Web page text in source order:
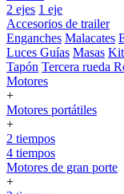
2 ejes 1 eje
Accesorios de trailer
Enganches Malacates
Luces Guías Masas Kit
Tapón Tercera rueda
Motores
+
Motores portátiles
+
2 tiempos
4 tiempos
Motores de gran porte
+